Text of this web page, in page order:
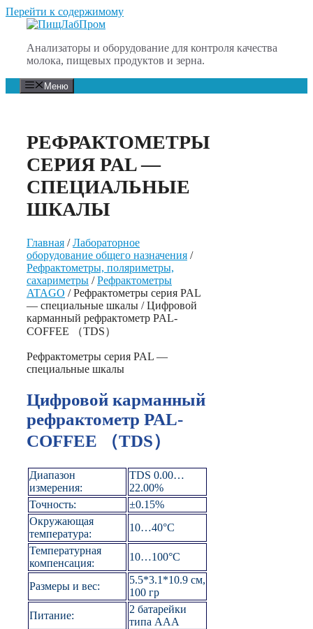
Перейти к содержимому
Анализаторы и оборудование для контроля качества
молока, пищевых продуктов и зерна.
Меню
РЕФРАКТОМЕТРЫ
СЕРИЯ PAL —
СПЕЦИАЛЬНЫЕ
ШКАЛЫ
Главная /Лабораторное
оборудование общего назначения /
Рефрактометры, поляриметры,
сахариметры /Рефрактометры
ATAGO / Рефрактометры серия PAL
— специальные шкалы / Цифровой
карманный рефрактометр PAL-
COFFEE （TDS）
Рефрактометры серия PAL —
специальные шкалы
Цифровой карманный
рефрактометр PAL-
COFFEE （TDS）
Диапазон
измерения:
TDS 0.00…
22.00%
Точность:
±0.15%
Окружающая
температура:
10…40°C
Температурная
компенсация:
10…100°C
Размеры и вес:
5.5*3.1*10.9 см,
100 гр
Питание:
2 батарейки
типа ААА